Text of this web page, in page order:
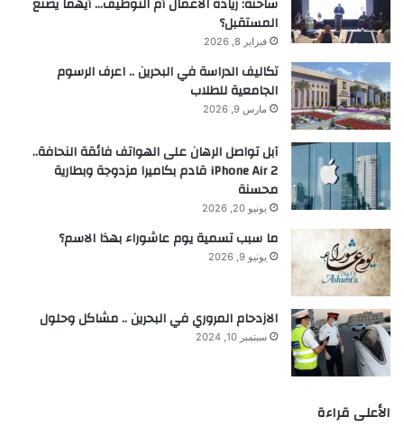
المستقبل؟
فبراير 8, 2026
تكاليف الدراسة في البحرين .. اعرف الرسوم
الجامعية للطلاب
مارس 9, 2026
آبل تواصل الرهان على الهواتف فائقة النحافة..
iPhone Air 2 قادم بكاميرا مزدوجة وبطارية
محسنة
يونيو 20, 2026
ما سبب تسمية يوم عاشوراء بهذا الاسم؟
يونيو 9, 2026
الازدحام المروري في البحرين .. مشاكل وحلول
سبتمبر 10, 2024
الأعلى قراءة